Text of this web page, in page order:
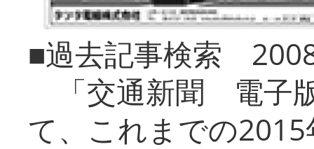
■過去記事検索
「交通新聞 電子
て、これまでの